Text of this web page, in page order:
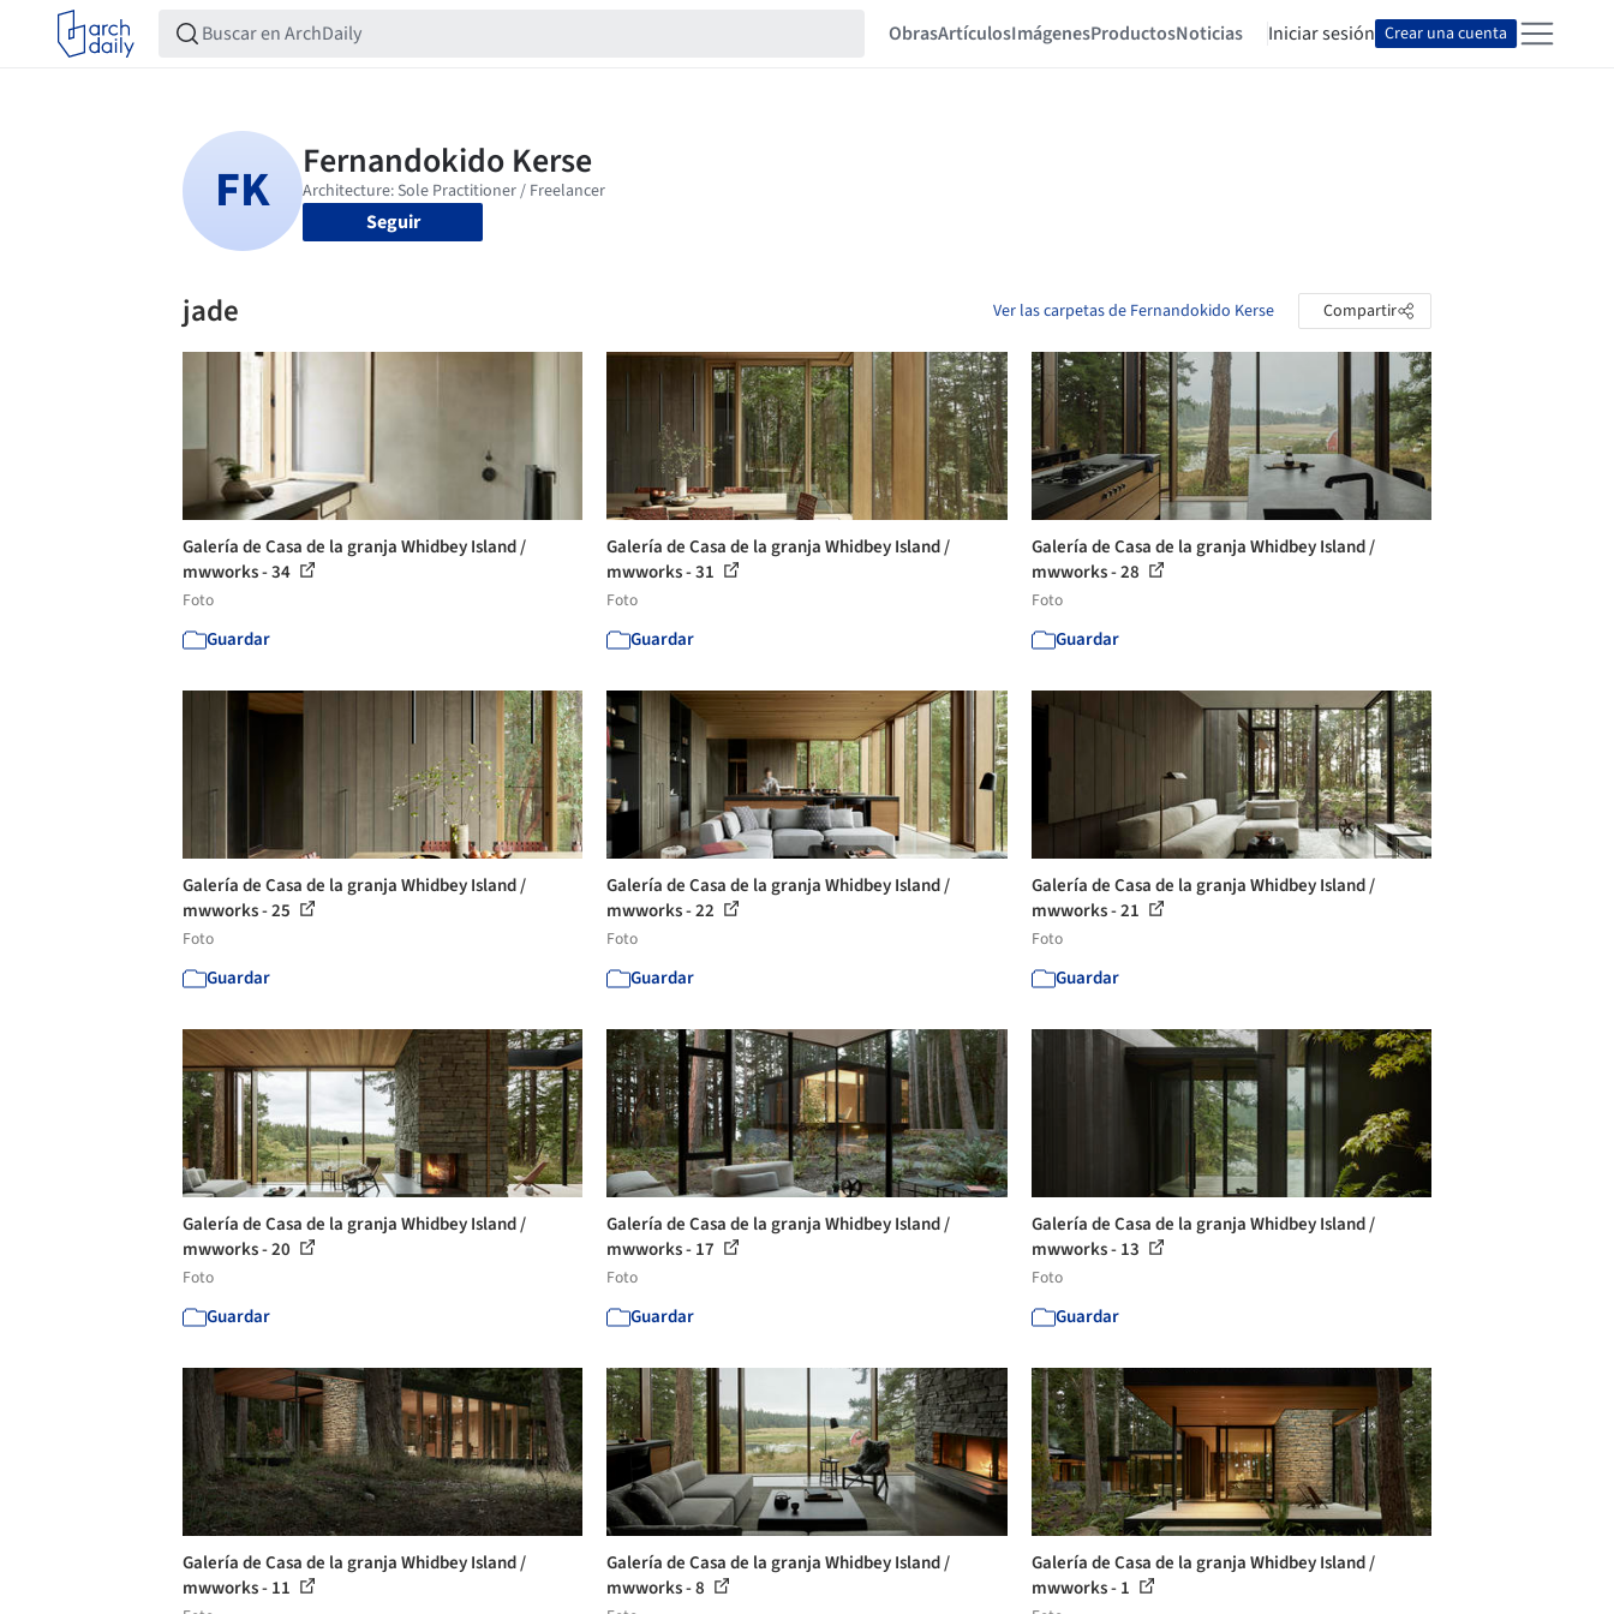
ObrasArtículosImágenesProductosNoticias Iniciar sesión Crear una cuenta
Seguir
jade Ver las carpetas de Fernandokido Kerse Compartir
Galería de Casa de la granja Whidbey Island /
mwworks - 34
Foto
Guardar
Galería de Casa de la granja Whidbey Island /
mwworks - 31
Foto
Guardar
Galería de Casa de la granja Whidbey Island /
mwworks - 28
Foto
Guardar
Galería de Casa de la granja Whidbey Island /
mwworks - 25
Foto
Guardar
Galería de Casa de la granja Whidbey Island /
mwworks - 22
Foto
Guardar
Galería de Casa de la granja Whidbey Island /
mwworks - 21
Foto
Guardar
Galería de Casa de la granja Whidbey Island /
mwworks - 20
Foto
Guardar
Galería de Casa de la granja Whidbey Island /
mwworks - 17
Foto
Guardar
Galería de Casa de la granja Whidbey Island /
mwworks - 13
Foto
Guardar
Galería de Casa de la granja Whidbey Island /
mwworks - 11
Galería de Casa de la granja Whidbey Island /
mwworks - 8
Galería de Casa de la granja Whidbey Island /
mwworks - 1